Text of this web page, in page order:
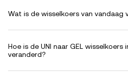
Wat is de wisselkoers van vandaag
Hoe is de UNI naar GEL
veranderd?